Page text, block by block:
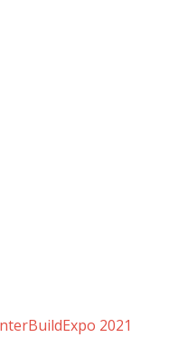
2021